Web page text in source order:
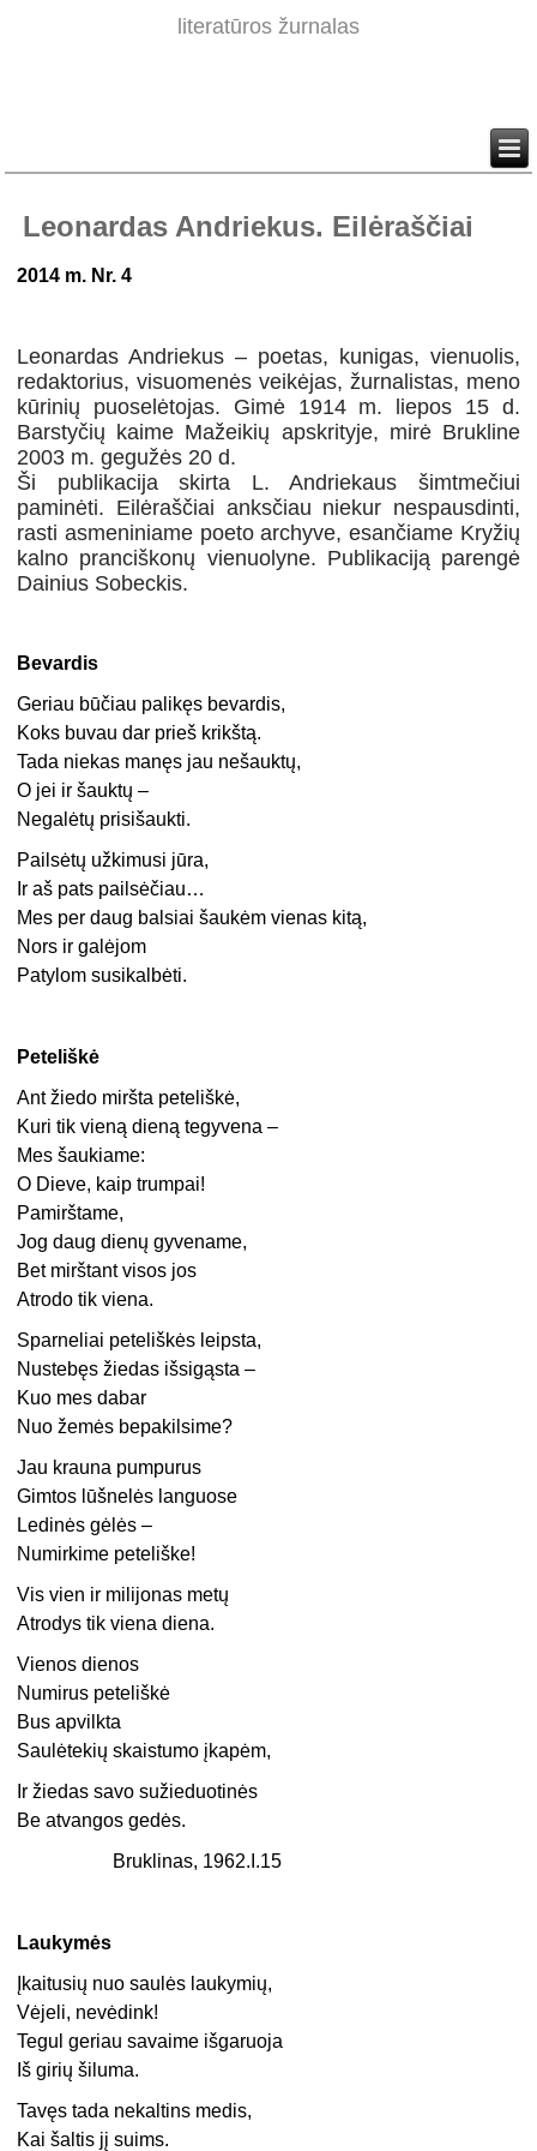
literatūros žurnalas
Leonardas Andriekus. Eilėraščiai
2014 m. Nr. 4
Leonardas Andriekus – poetas, kunigas, vienuolis,
redaktorius, visuomenės veikėjas, žurnalistas, meno
kūrinių puoselėtojas. Gimė 1914 m. liepos 15 d.
Barstyčių kaime Mažeikių apskrityje, mirė Brukline
2003 m. gegužės 20 d.
Ši publikacija skirta L. Andriekaus šimtmečiui
paminėti. Eilėraščiai anksčiau niekur nespausdinti,
rasti asmeniniame poeto archyve, esančiame Kryžių
kalno pranciškonų vienuolyne. Publikaciją parengė
Dainius Sobeckis.
Bevardis
Geriau būčiau palikęs bevardis,
Koks buvau dar prieš krikštą.
Tada niekas manęs jau nešauktų,
O jei ir šauktų –
Negalėtų prisišaukti.
Pailsėtų užkimusi jūra,
Ir aš pats pailsėčiau…
Mes per daug balsiai šaukėm vienas kitą,
Nors ir galėjom
Patylom susikalbėti.
Peteliškė
Ant žiedo miršta peteliškė,
Kuri tik vieną dieną tegyvena –
Mes šaukiame:
O Dieve, kaip trumpai!
Pamirštame,
Jog daug dienų gyvename,
Bet mirštant visos jos
Atrodo tik viena.
Sparneliai peteliškės leipsta,
Nustebęs žiedas išsigąsta –
Kuo mes dabar
Nuo žemės bepakilsime?
Jau krauna pumpurus
Gimtos lūšnelės languose
Ledinės gėlės –
Numirkime peteliške!
Vis vien ir milijonas metų
Atrodys tik viena diena.
Vienos dienos
Numirus peteliškė
Bus apvilkta
Saulėtekių skaistumo įkapėm,
Ir žiedas savo sužieduotinės
Be atvangos gedės.
Bruklinas, 1962.I.15
Laukymės
Įkaitusių nuo saulės laukymių,
Vėjeli, nevėdink!
Tegul geriau savaime išgaruoja
Iš girių šiluma.
Tavęs tada nekaltins medis,
Kai šaltis jį suims.